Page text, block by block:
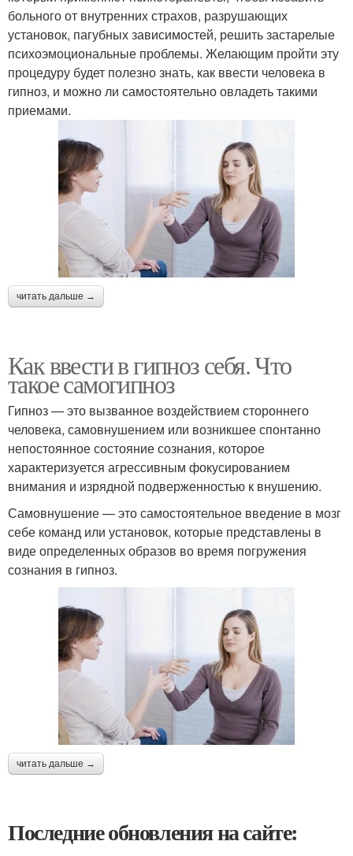
больного от внутренних страхов, разрушающих
установок, пагубных зависимостей, решить застарелые
психоэмоциональные проблемы. Желающим пройти эту
процедуру будет полезно знать, как ввести человека в
гипноз, и можно ли самостоятельно овладеть такими
приемами.
читать дальше →
Как ввести в гипноз себя. Что
такое самогипноз
Гипноз — это вызванное воздействием стороннего
человека, самовнушением или возникшее спонтанно
непостоянное состояние сознания, которое
характеризуется агрессивным фокусированием
внимания и изрядной подверженностью к внушению.
Самовнушение — это самостоятельное введение в мозг
себе команд или установок, которые представлены в
виде определенных образов во время погружения
сознания в гипноз.
читать дальше →
Последние обновления на сайте: